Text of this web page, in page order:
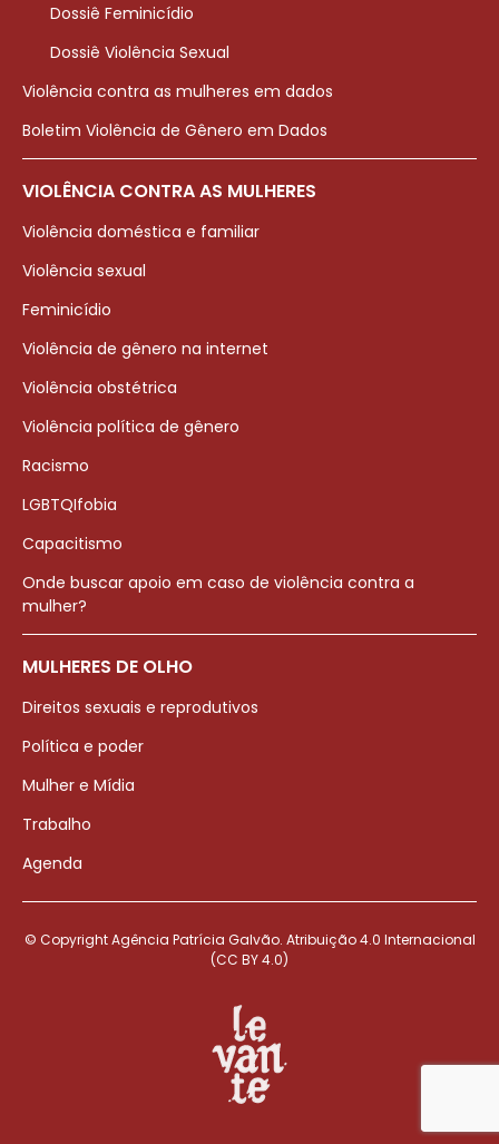
Dossiê Feminicídio
Dossiê Violência Sexual
Violência contra as mulheres em dados
Boletim Violência de Gênero em Dados
VIOLÊNCIA CONTRA AS MULHERES
Violência doméstica e familiar
Violência sexual
Feminicídio
Violência de gênero na internet
Violência obstétrica
Violência política de gênero
Racismo
LGBTQIfobia
Capacitismo
Onde buscar apoio em caso de violência contra a
mulher?
MULHERES DE OLHO
Direitos sexuais e reprodutivos
Política e poder
Mulher e Mídia
Trabalho
Agenda
© Copyright Agência Patrícia Galvão. Atribuição 4.0 Internacional
(CC BY 4.0)